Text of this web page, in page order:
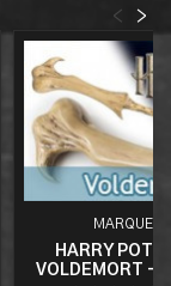
>
<
MARQUE:
HARRY
VOLDEMORT -